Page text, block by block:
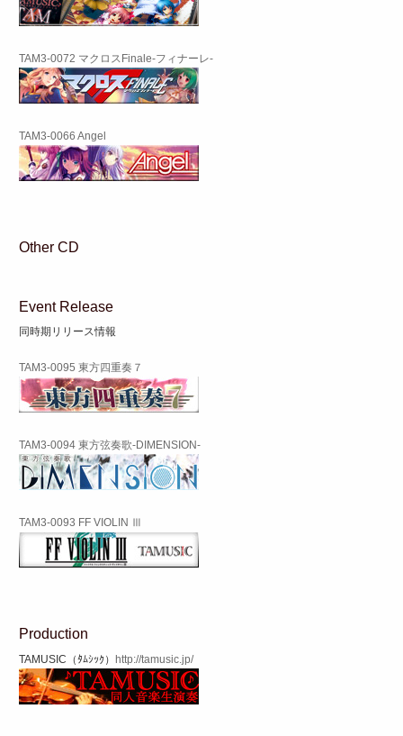
TAM3-0072 マクロスFinale-フィナーレ-
TAM3-0066 Angel
Other CD
Event Release
同時期リリース情報
TAM3-0095 東方四重奏７
TAM3-0094 東方弦奏歌-DIMENSION-
TAM3-0093 FF VIOLIN Ⅲ
Production
TAMUSIC（ﾀﾑｼｯｸ） http://tamusic.jp/